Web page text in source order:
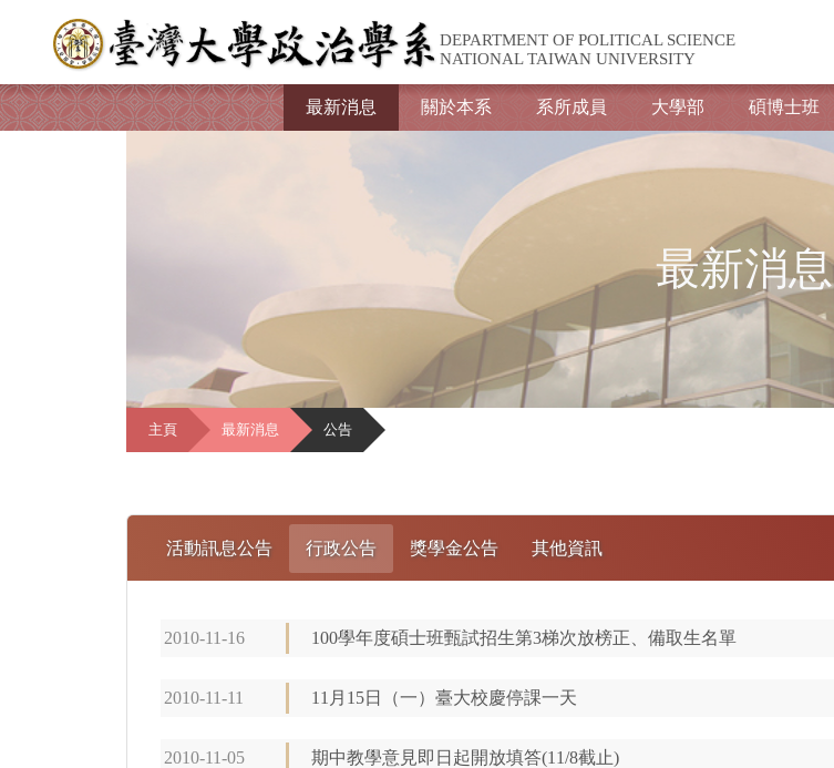
DEPARTMENT OF POLITICAL SCIENCE
NATIONAL TAIWAN UNIVERSITY
最新消息 關於本系 系所成員 大學部 碩博士班
最新消息
主頁 最新消息 公告
活動訊息公告 行政公告 獎學金公告 其他資訊
2010-11-16 100學年度碩士班甄試招生第3梯次放榜正、備取生名單
2010-11-11 11月15日（一）臺大校慶停課一天
2010-11-05 期中教學意見即日起開放填答(11/8截止)